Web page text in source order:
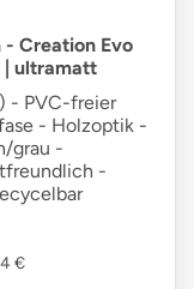
Creation Evo
| ultramatt
- PVC-freier
- Holzoptik -
grau -
-
€